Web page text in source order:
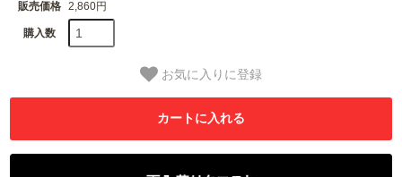
販売価格
2,860円
購入数
お気に入りに登録